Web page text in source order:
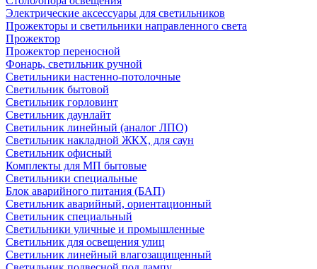
Электрические аксессуары для светильников
Прожекторы и светильники направленного света
Прожектор
Прожектор переносной
Фонарь, светильник ручной
Светильники настенно-потолочные
Светильник бытовой
Светильник горловинт
Светильник даунлайт
Светильник линейный (аналог ЛПО)
Светильник накладной ЖКХ, для саун
Светильник офисный
Комплекты для МП бытовые
Светильники специальные
Блок аварийного питания (БАП)
Светильник аварийный, ориентационный
Светильник специальный
Светильники уличные и промышленные
Светильник для освещения улиц
Светильник линейный влагозащищенный